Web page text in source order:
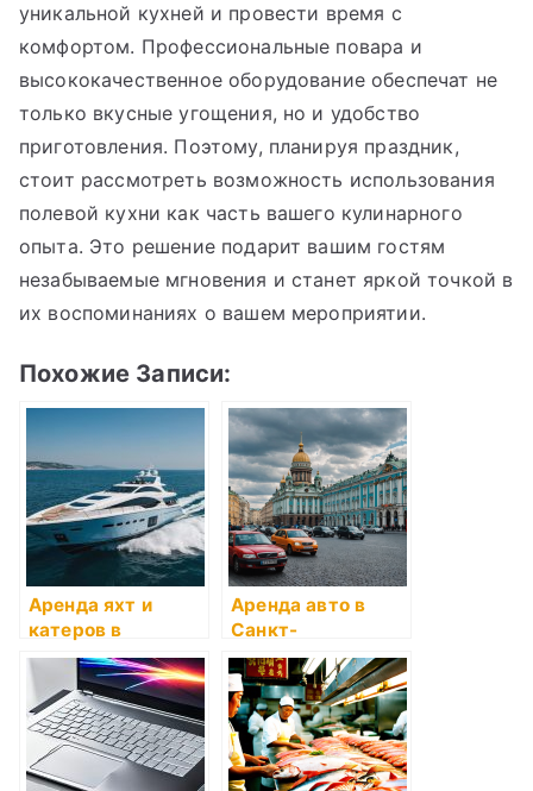
уникальной кухней и провести время с
комфортом. Профессиональные повара и
высококачественное оборудование обеспечат не
только вкусные угощения, но и удобство
приготовления. Поэтому, планируя праздник,
стоит рассмотреть возможность использования
полевой кухни как часть вашего кулинарного
опыта. Это решение подарит вашим гостям
незабываемые мгновения и станет яркой точкой в
их воспоминаниях о вашем мероприятии.
Похожие Записи:
Аренда яхт и
катеров в
Геленджике ―
незабываемые
путешествия с
яхт-клубом
SkyLine
Аренда авто в
Санкт-
Петербурге: Ваш
проводник по
городу